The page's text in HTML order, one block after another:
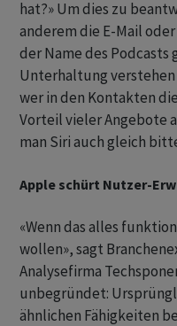
hat?» Um dies zu
anderem die E-Mail
der Name des
Unterhaltung verstehen
wer in den Kontakten
Vorteil vieler Angebote
man Siri auch gleich
Apple schürt Nutzer-
«Wenn das alles
wollen», sagt
Analysefirma
unbegründet:
ähnlichen Fähigkeiten